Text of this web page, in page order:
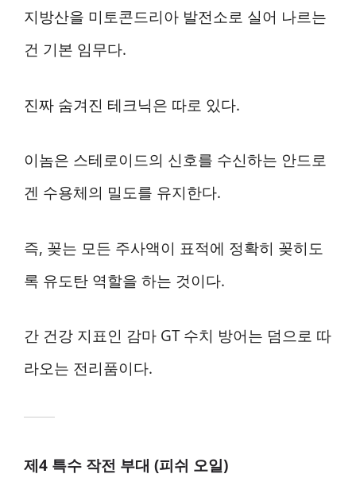
지방산을 미토콘드리아 발전소로 실어 나르는
건 기본 임무다.
진짜 숨겨진 테크닉은 따로 있다.
이놈은 스테로이드의 신호를 수신하는 안드로
겐 수용체의 밀도를 유지한다.
즉, 꽂는 모든 주사액이 표적에 정확히 꽂히도
록 유도탄 역할을 하는 것이다.
간 건강 지표인 감마 GT 수치 방어는 덤으로 따
라오는 전리품이다.
제4 특수 작전 부대 (피쉬 오일)